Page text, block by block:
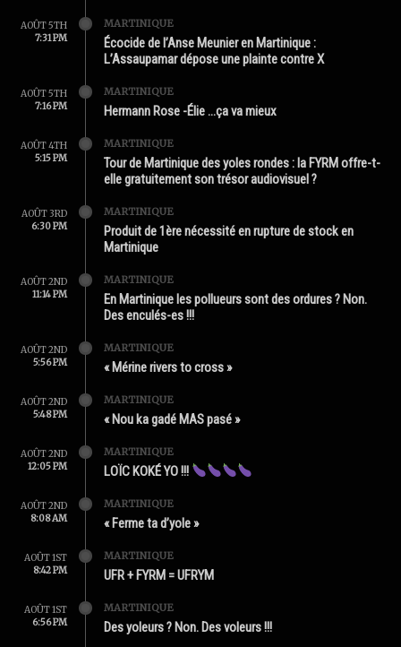
AOÛT 5TH
7:31 PM
MARTINIQUE
Écocide de l’Anse Meunier en Martinique :
L’Assaupamar dépose une plainte contre X
AOÛT 5TH
7:16 PM
MARTINIQUE
Hermann Rose -Élie …ça va mieux
AOÛT 4TH
5:15 PM
MARTINIQUE
Tour de Martinique des yoles rondes : la FYRM offre-t-
elle gratuitement son trésor audiovisuel ?
AOÛT 3RD
6:30 PM
MARTINIQUE
Produit de 1ère nécessité en rupture de stock en
Martinique
AOÛT 2ND
11:14 PM
MARTINIQUE
En Martinique les pollueurs sont des ordures ? Non.
Des enculés-es !!!
AOÛT 2ND
5:56 PM
MARTINIQUE
« Mérine rivers to cross »
AOÛT 2ND
5:48 PM
MARTINIQUE
« Nou ka gadé MAS pasé »
AOÛT 2ND
12:05 PM
MARTINIQUE
LOÏC KOKÉ YO !!!
AOÛT 2ND
8:08 AM
MARTINIQUE
« Ferme ta d’yole »
AOÛT 1ST
8:42 PM
MARTINIQUE
UFR + FYRM = UFRYM
AOÛT 1ST
6:56 PM
MARTINIQUE
Des yoleurs ? Non. Des voleurs !!!